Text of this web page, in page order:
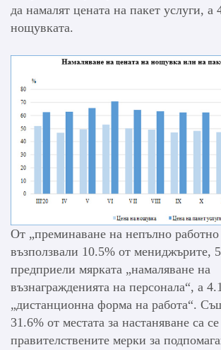
да намалят цената на пакет услуги, а
нощувката.
От „преминаване на непълно работно
възползвали 10.5% от мениджърите,
предприели мярката „намаляване на
възнагражденията на персонала“, а
„дистанционна форма на работа“.
31.6% от местата за настаняване са
правителствените мерки за